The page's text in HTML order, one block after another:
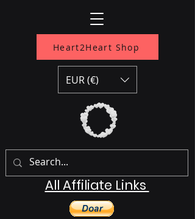
Heart2Heart Shop
All Affiliate Links
EUR (€)